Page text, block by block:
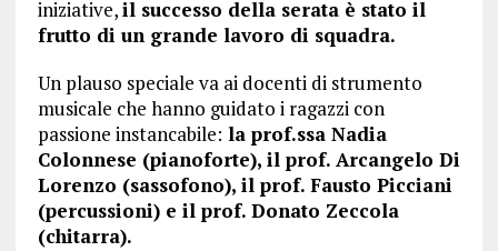
iniziative,il successo della serata è stato il
frutto di un grande lavoro di squadra.
Un plauso speciale va ai docenti di strumento
musicale che hanno guidato i ragazzi con
passione instancabile: la prof.ssa Nadia
Colonnese (pianoforte), il prof. Arcangelo Di
Lorenzo (sassofono), il prof. Fausto Picciani
(percussioni) e il prof. Donato Zeccola
(chitarra).